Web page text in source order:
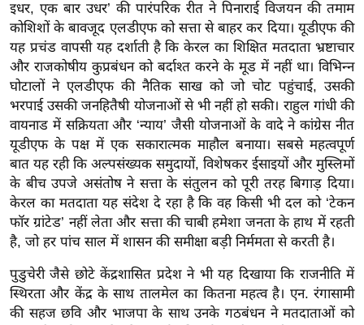
e
w
s
ला
इ
फ
स्टा
इ
ल
टे
क्नॉ
लॉ
जी
ब्यू
टी
इधर, एक बार उधर’ की पारंपरिक रीत ने पिनाराई विजयन की तमाम
कोशिशों के बावजूद एलडीएफ को सत्ता से बाहर कर दिया। यूडीएफ की
यह प्रचंड वापसी यह दर्शाती है कि केरल का शिक्षित मतदाता भ्रष्टाचार
और राजकोषीय कुप्रबंधन को बर्दाश्त करने के मूड में नहीं था। विभिन्न
घोटालों ने एलडीएफ की नैतिक साख को जो चोट पहुंचाई, उसकी
भरपाई उसकी जनहितैषी योजनाओं से भी नहीं हो सकी। राहुल गांधी की
वायनाड में सक्रियता और ‘न्याय’ जैसी योजनाओं के वादे ने कांग्रेस नीत
यूडीएफ के पक्ष में एक सकारात्मक माहौल बनाया। सबसे महत्वपूर्ण
बात यह रही कि अल्पसंख्यक समुदायों, विशेषकर ईसाइयों और मुस्लिमों
के बीच उपजे असंतोष ने सत्ता के संतुलन को पूरी तरह बिगाड़ दिया।
केरल का मतदाता यह संदेश दे रहा है कि वह किसी भी दल को ‘टेकन
फॉर ग्रांटेड’ नहीं लेता और सत्ता की चाबी हमेशा जनता के हाथ में रहती
है, जो हर पांच साल में शासन की समीक्षा बड़ी निर्ममता से करती है।
पुडुचेरी जैसे छोटे केंद्रशासित प्रदेश ने भी यह दिखाया कि राजनीति में
स्थिरता और केंद्र के साथ तालमेल का कितना महत्व है। एन. रंगासामी
की सहज छवि और भाजपा के साथ उनके गठबंधन ने मतदाताओं को